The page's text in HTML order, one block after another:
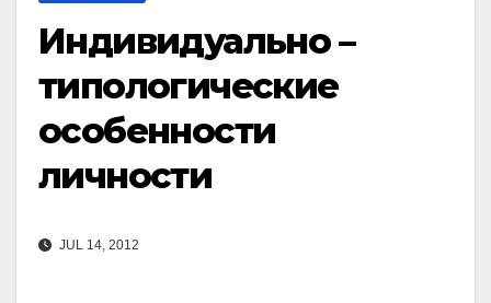
Индивидуально –
типологические
особенности
личности
JUL 14, 2012